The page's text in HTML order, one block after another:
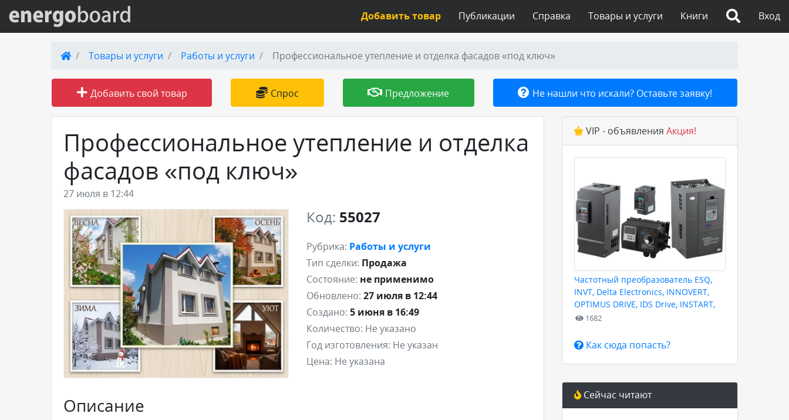
Вход на сайт
Поиск по сайту
Публикации
Товары и услуги
Добавить товар или услугу
Вход
Книги
Товары и услуги
Справка
Публикации
Добавить товар
Товары и услуги Работы и услуги Профессиональное утепление и отделка фасадов «под ключ»
Добавить свой товар Спрос Предложение Не нашли что искали? Оставьте заявку!
Профессиональное утепление и отделка
фасадов «под ключ»
27 июля в 12:44
Код: 55027
Рубрика: Работы и услуги
Тип сделки: Продажа
Состояние: не применимо
Обновлено: 27 июля в 12:44
Создано: 5 июня в 16:49
Количество: Не указано
Год изготовления: Не указан
Цена: Не указана
Описание
VIP - объявления Акция!
Частотный преобразователь ESQ,
INVT, Delta Electronics, INNOVERT,
OPTIMUS DRIVE, IDS Drive, INSTART,
HYUNDAI для любых задач
1682
Как сюда попасть?
Сейчас читают